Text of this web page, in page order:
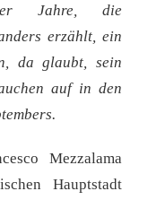
Jahre, die
erzählt, ein
da glaubt, sein
auf in den
Mezzalama
Hauptstadt